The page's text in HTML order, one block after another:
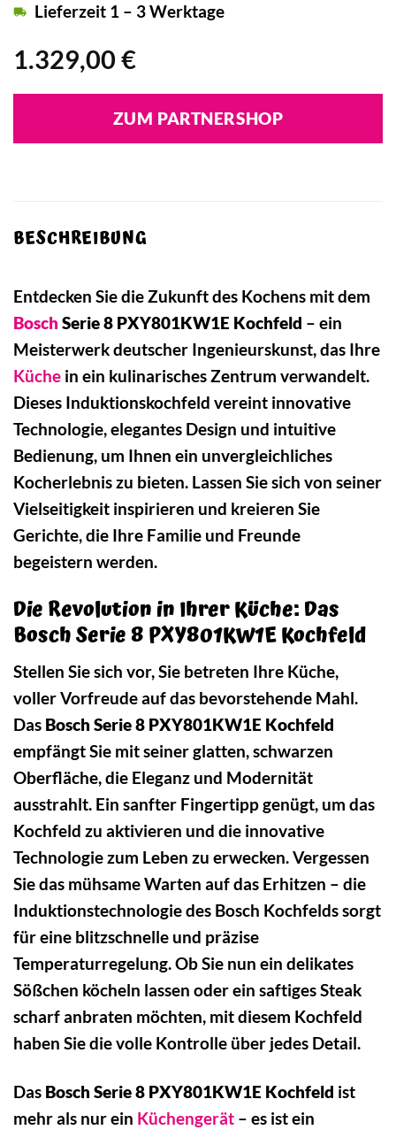
1.329,00 €
Lieferzeit 1 – 3 Werktage
ZUM PARTNERSHOP
BESCHREIBUNG
Entdecken Sie die Zukunft des Kochens mit dem
Bosch Serie 8 PXY801KW1E Kochfeld – ein
Meisterwerk deutscher Ingenieurskunst, das Ihre
Küche in ein kulinarisches Zentrum verwandelt.
Dieses Induktionskochfeld vereint innovative
Technologie, elegantes Design und intuitive
Bedienung, um Ihnen ein unvergleichliches
Kocherlebnis zu bieten. Lassen Sie sich von seiner
Vielseitigkeit inspirieren und kreieren Sie
Gerichte, die Ihre Familie und Freunde
begeistern werden.
Die Revolution in Ihrer Küche: Das
Bosch Serie 8 PXY801KW1E Kochfeld
Stellen Sie sich vor, Sie betreten Ihre Küche,
voller Vorfreude auf das bevorstehende Mahl.
Das Bosch Serie 8 PXY801KW1E Kochfeld
empfängt Sie mit seiner glatten, schwarzen
Oberfläche, die Eleganz und Modernität
ausstrahlt. Ein sanfter Fingertipp genügt, um das
Kochfeld zu aktivieren und die innovative
Technologie zum Leben zu erwecken. Vergessen
Sie das mühsame Warten auf das Erhitzen – die
Induktionstechnologie des Bosch Kochfelds sorgt
für eine blitzschnelle und präzise
Temperaturregelung. Ob Sie nun ein delikates
Sößchen köcheln lassen oder ein saftiges Steak
scharf anbraten möchten, mit diesem Kochfeld
haben Sie die volle Kontrolle über jedes Detail.
Das Bosch Serie 8 PXY801KW1E Kochfeld ist
mehr als nur ein Küchengerät – es ist ein